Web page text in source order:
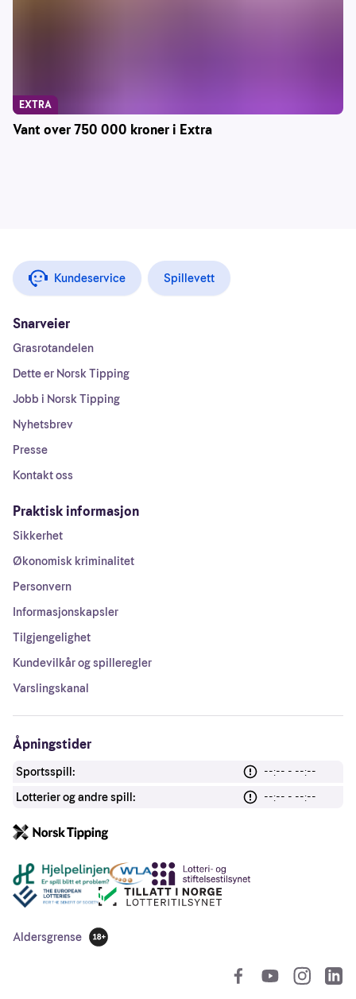
Vant over 750 000 kroner i Extra
EXTRA
Kundeservice Spillevett
Snarveier
Grasrotandelen
Dette er Norsk Tipping
Jobb i Norsk Tipping
Nyhetsbrev
Presse
Kontakt oss
Praktisk informasjon
Sikkerhet
Økonomisk kriminalitet
Personvern
Informasjonskapsler
Tilgjengelighet
Kundevilkår og spilleregler
Varslingskanal
Åpningstider
Sportsspill:
--:-- - --:--
Lotterier og andre spill:
--:-- - --:--
Andre lenker
Aldersgrense
18 år